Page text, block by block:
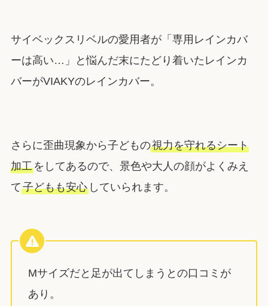
サイベックスリベルの愛用者が「専用レインカバ
ーは高い…」と悩んだ末にたどり着いたレインカ
バーがVIAKYのレインカバー。
さらに歪曲現象から子どもの視力を守れるシート
加工をしてあるので、景色や大人の顔がよくみえ
て子どもも安心していられます。
Mサイズだと足が出てしまうとの口コミが
あり。